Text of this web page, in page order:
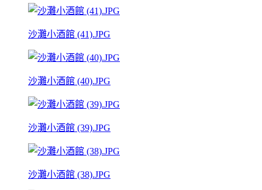
沙灘小酒館 (41).JPG
沙灘小酒館 (40).JPG
沙灘小酒館 (39).JPG
沙灘小酒館 (38).JPG